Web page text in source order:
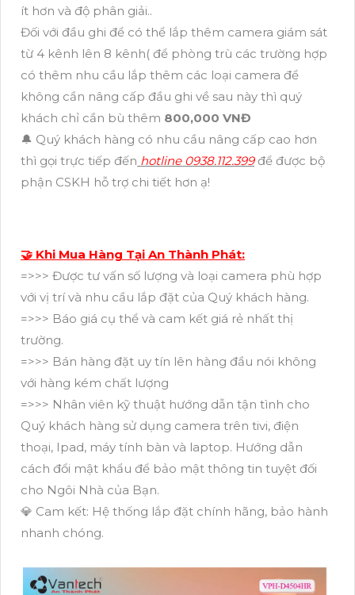
ít hơn và độ phân giải..
Đối với đầu ghi để có thể lắp thêm camera giám sát
từ 4 kênh lên 8 kênh( để phòng trù các trường hợp
có thêm nhu cầu lắp thêm các loại camera để
không cần nâng cấp đầu ghi về sau này thì quý
khách chỉ cần bù thêm 800,000 VNĐ
🔔 Quý khách hàng có nhu cầu nâng cấp cao hơn
thì gọi trực tiếp đến hotline 0938.112.399để được bộ
phận CSKH hỗ trợ chi tiết hơn ạ!
🤝 Khi Mua Hàng Tại An Thành Phát:
=>>> Được tư vấn số lượng và loại camera phù hợp
với vị trí và nhu cầu lắp đặt của Quý khách hàng.
=>>> Báo giá cụ thể và cam kết giá rẻ nhất thị
trường.
=>>> Bán hàng đặt uy tín lên hàng đầu nói không
với hàng kém chất lượng
=>>> Nhân viên kỹ thuật hướng dẫn tận tình cho
Quý khách hàng sử dụng camera trên tivi, điện
thoại, Ipad, máy tính bàn và laptop. Hướng dẫn
cách đổi mật khẩu để bảo mật thông tin tuyệt đối
cho Ngôi Nhà của Bạn.
💎 Cam kết: Hệ thống lắp đặt chính hãng, bảo hành
nhanh chóng.